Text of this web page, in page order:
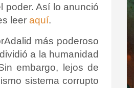
poder.Así lo anunció
leer aquí.
más poderoso
a la humanidad
embargo, lejos de
sistema corrupto